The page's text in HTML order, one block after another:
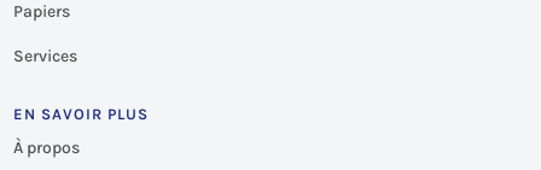
Papiers
Services
EN SAVOIR PLUS
À propos